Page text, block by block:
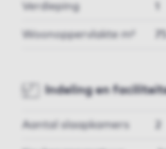
Verdieping
Woonoppervlakte m² 75
Indeling en
Aantal slaapkamers